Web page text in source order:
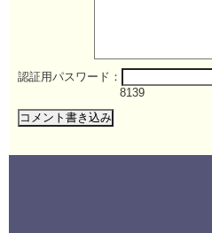
認証用パスワード：
8139